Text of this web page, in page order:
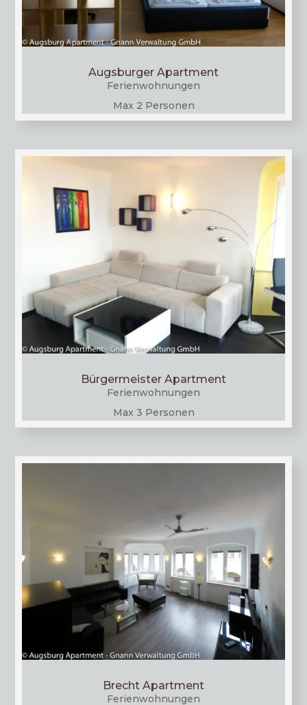
Augsburger Apartment
Feri­en­woh­nun­gen
Max 2 Personen
Bürgermeister Apartment
Feri­en­woh­nun­gen
Max 3 Personen
Brecht Apartment
Feri­en­woh­nun­gen